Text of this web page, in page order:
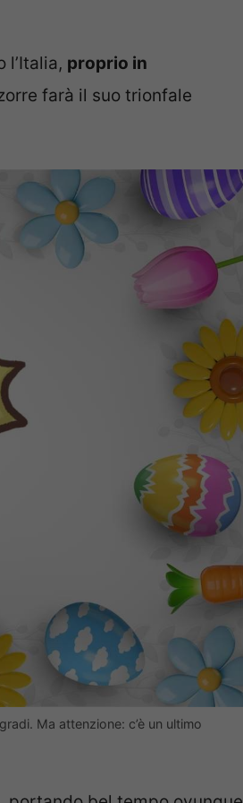
l’Italia, proprio in
farà il suo trionfale
Ma attenzione: c’è un ultimo